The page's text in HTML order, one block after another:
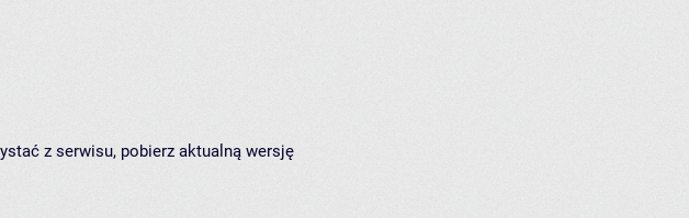
z serwisu, pobierz aktualną wersję